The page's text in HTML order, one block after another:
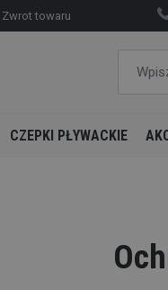
Zwrot towaru
CZEPKI PŁYWACKIE